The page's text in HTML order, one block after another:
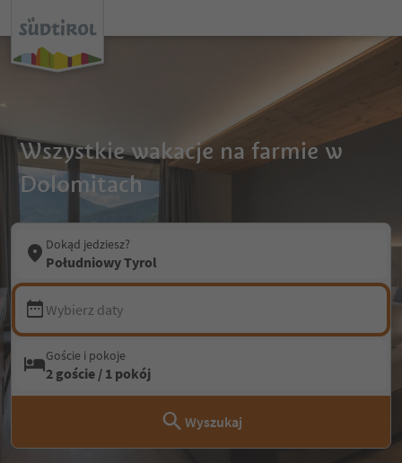
Wszystkie wakacje na farmie w
Dolomitach
Dokąd jedziesz?
Południowy Tyrol
Wybierz daty
Goście i pokoje
2 goście / 1 pokój
Wyszukaj